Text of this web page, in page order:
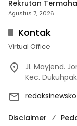
Rekrutan
Agustus 7, 2026
Kontak
Virtual Office
Jl. Mayjend.
Kec.
Disclaimer